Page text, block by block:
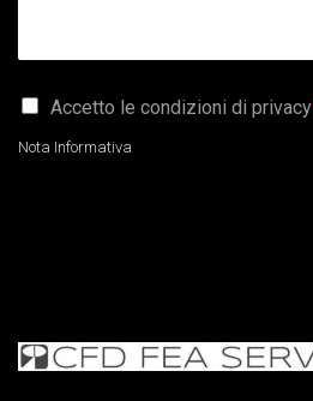
G
P
e
n
Accetto le condizioni di privacy
Nota Informativa